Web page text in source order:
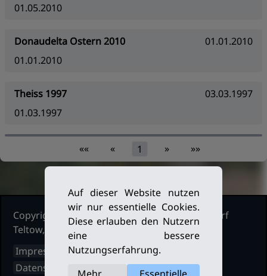
01.05.2010
Donaudelta Ostern 2010
01.01.2010
01.01.2010
Theiss 1997
03.03.1997
01.03.1997
«« « 1 » »»
Copyright Ruderclub Kleinmachnow Stahnsdorf
Teltow, 2026. Alle Rechte vorbehalten.
Impressum
Datenschutz
Auf dieser Website nutzen
wir nur essentielle Cookies.
Diese erlauben den Nutzern
eine bessere
Nutzungserfahrung.